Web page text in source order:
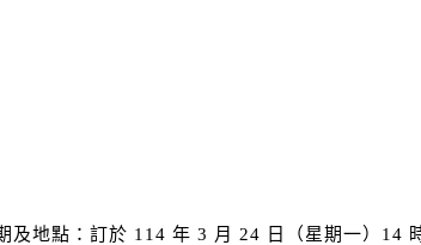
及地點：訂於 114 年 3 月 24 日（星期一）14